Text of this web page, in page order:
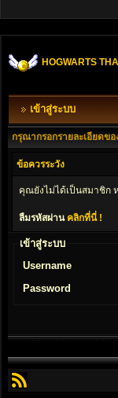
HOGWARTS
เข้าสู่ระบบ
กรุณากรอกรายละเอียดข
ข้อควรระวัง
คุณยังไม่ได้เป็นสมาชิก
ลืมรหัสผ่าน คลิกที่นี่ !
เข้าสู่ระบบ
Username
Password